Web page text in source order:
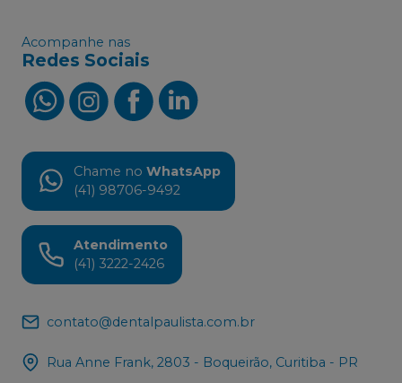
Acompanhe nas
Redes Sociais
Chame no WhatsApp
(41) 98706-9492
Atendimento
(41) 3222-2426
contato@dentalpaulista.com.br
Rua Anne Frank, 2803 - Boqueirão, Curitiba - PR